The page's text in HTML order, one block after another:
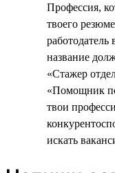
Профессия,
твоего
название
«Стажер
«Помощник
твои
искать